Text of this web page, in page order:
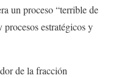
un proceso “terrible de
estratégicos y
de la fracción